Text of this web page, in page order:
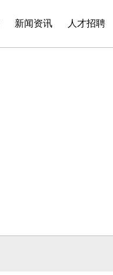
新闻资讯 人才招聘